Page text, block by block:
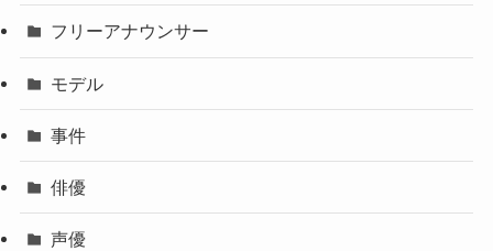
フリーアナウンサー
モデル
事件
俳優
声優